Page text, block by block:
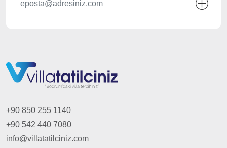
+90 850 255 1140
+90 542 440 7080
info@villatatilciniz.com